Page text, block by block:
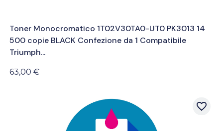
Toner Monocromatico 1T02V30TA0-UT0 PK3013 14
500 copie BLACK Confezione da 1 Compatibile
Triumph...
63,00 €
favorite_border